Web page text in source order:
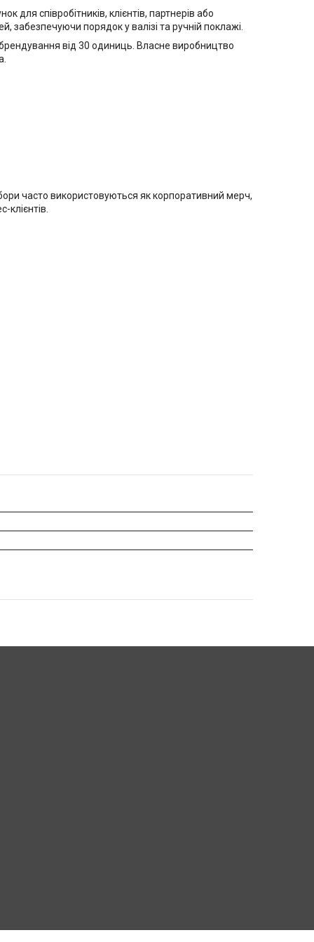
співробітників, клієнтів, партнерів або
забезпечуючи порядок у валізі та ручній поклажі.
від 30 одиниць. Власне виробництво
часто використовуються як корпоративний мерч,
клієнтів.